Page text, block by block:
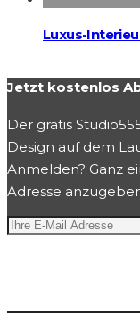
Luxus-
Jetzt kostenlos
Der gratis
Design auf dem
Anmelden? Ganz
Adresse